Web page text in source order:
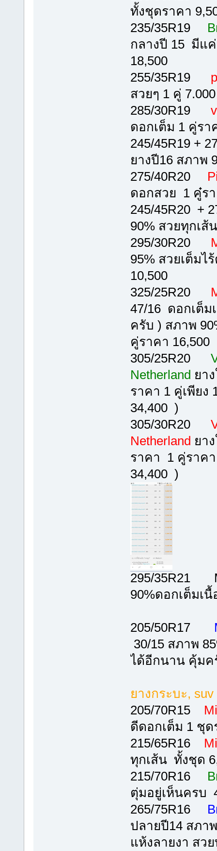
ทั้งชุดราคา
235/35R19
กลางปี 15 มีแ
18,500
255/35R19
สวยๆ 1 คู่ 7.000
285/30R19
ดอกเต็ม 1 คู่รา
245/45R19 +
ยางปี16 สภาพ
275/40R20
ดอกสวย 1 คู๋ร
245/45R20 +
90% สวยทุกเส้
295/30R20
95% สวยเต็ม
10,500
325/25R20
47/16 ดอกเต็
ครับ ) สภาพ
คู่ราคา 16,500
305/25R20
Netherland ยา
ราคา 1 คู่เพียง
34,400 )
305/30R20
Netherland ยา
ราคา 1 คู่ราค
34,400 )
295/35R21
90%ดอกเต็มเ
205/50R17
30/15 สภาพ
ได้อีกนาน คุ้มค
ยางกระบะ,
205/70R15
ดีดอกเต็ม 1 ชุด
215/65R16
ทุกเส้น ทั้งชุด
215/70R16
ตุ่มอยู่เห็นครบ
265/75R16
ปลายปี14 สภา
แห้งลายงา สว